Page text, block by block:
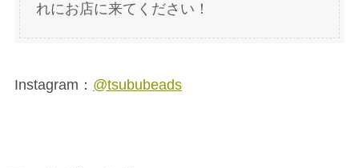
れにお店に来てください！
Instagram： @tsububeads